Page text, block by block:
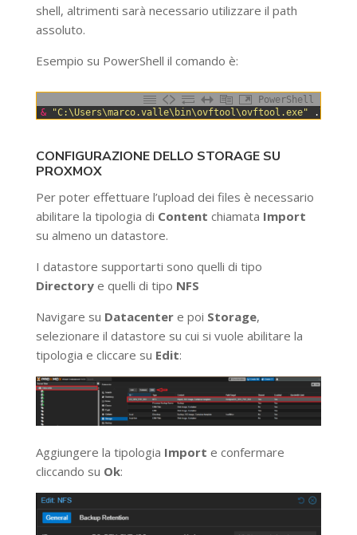
shell, altrimenti sarà necessario utilizzare il path
assoluto.
Esempio su PowerShell il comando è:
PowerShell
& "C:\Users\marco.valle\bin\ovftool\ovftool.exe" .\
CONFIGURAZIONE DELLO STORAGE SU
PROXMOX
Per poter effettuare l’upload dei files è necessario
abilitare la tipologia di Content chiamata Import
su almeno un datastore.
I datastore supportarti sono quelli di tipo
Directorye quelli di tipo NFS
Navigare su Datacentere poi Storage,
selezionare il datastore su cui si vuole abilitare la
tipologia e cliccare su Edit:
Aggiungere la tipologia Import e confermare
cliccando su Ok: